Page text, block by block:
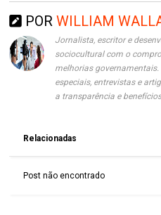
POR WILLIAM
Jornalista, escritor e
sociocultural com o
melhorias
especiais, entrevistas e
a transparência e
Relacionadas
Post não encontrado